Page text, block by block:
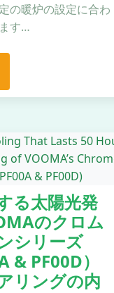
の暖炉の設定に合わ
す…
る太陽光発
のクロム
シリーズ
& PF00D）
リングの内